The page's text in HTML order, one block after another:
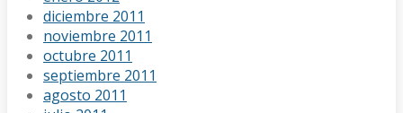
diciembre 2011
noviembre 2011
octubre 2011
septiembre 2011
agosto 2011